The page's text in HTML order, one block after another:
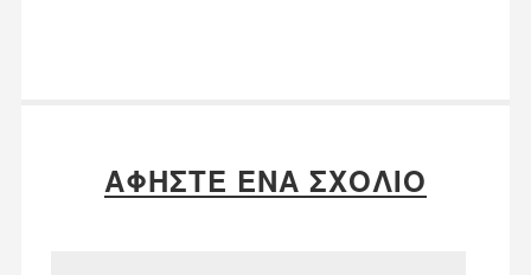
ΑΦΉΣΤΕ ΈΝΑ ΣΧΌΛΙΟ